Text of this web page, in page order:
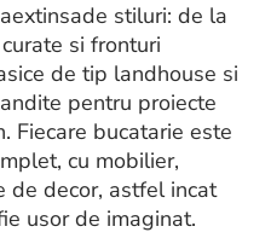
stiluri: de la
si fronturi
de tip landhouse si
pentru proiecte
Fiecare bucatarie este
cu mobilier,
de decor, astfel incat
usor de imaginat.